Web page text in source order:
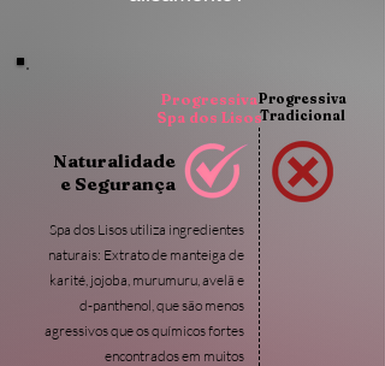
Progressiva
Spa dos Lisos
Progressiva
Tradicional
Naturalidade
e Segurança
Spa dos Lisos utiliza ingredientes
naturais: Extrato de manteiga de
karité, jojoba, murumuru, avelã e
d-panthenol, que são menos
agressivos que os químicos fortes
encontrados em muitos